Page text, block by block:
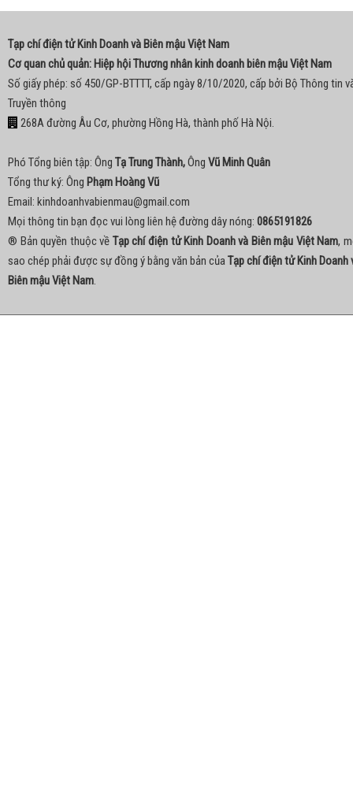
Tạp chí điện tử Kinh Doanh và Biên mậu Việt Nam
Cơ quan chủ quản: Hiệp hội Thương nhân kinh doanh biên mậu Việt Nam
Số giấy phép: số 450/GP-BTTTT, cấp ngày 8/10/2020, cấp bởi Bộ Thông tin
Truyền thông
268A đường Âu Cơ, phường Hồng Hà, thành phố Hà Nội.
Phó Tổng biên tập: Ông Tạ Trung Thành,Ông Vũ Minh Quân
Tổng thư ký: Ông Phạm Hoàng Vũ
Email: kinhdoanhvabienmau@gmail.com
Mọi thông tin bạn đọc vui lòng liên hệ đường dây nóng: 0865191826
® Bản quyền thuộc về Tạp chí điện tử Kinh Doanh và Biên mậu Việt Nam,
sao chép phải được sự đồng ý bằng văn bản củaTạp chí điện tử Kinh Doanh
Biên mậu Việt Nam.